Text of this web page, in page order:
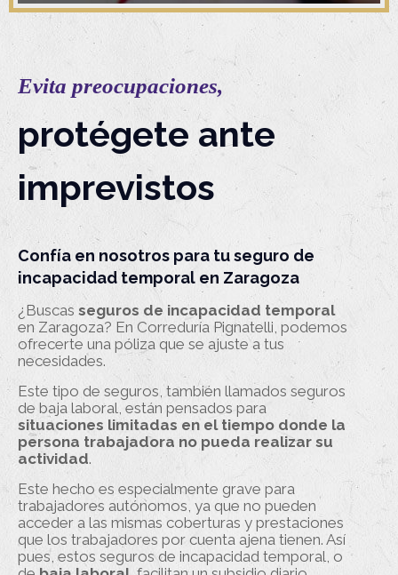
Evita preocupaciones,
protégete ante
imprevistos
Confía en nosotros para tu seguro de
incapacidad temporal en Zaragoza
¿Buscas seguros de incapacidad temporal
en Zaragoza? En Correduría Pignatelli, podemos
ofrecerte una póliza que se ajuste a tus
necesidades.
Este tipo de seguros, también llamados seguros
de baja laboral, están pensados para
situaciones limitadas en el tiempo donde la
persona trabajadora no pueda realizar su
actividad.
Este hecho es especialmente grave para
trabajadores autónomos, ya que no pueden
acceder a las mismas coberturas y prestaciones
que los trabajadores por cuenta ajena tienen. Así
pues, estos seguros de incapacidad temporal, o